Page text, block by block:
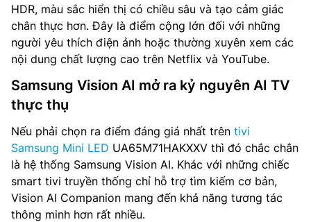
HDR, màu sắc hiển thị có chiều sâu và tạo cảm giác
chân thực hơn. Đây là điểm cộng lớn đối với những
người yêu thích điện ảnh hoặc thường xuyên xem các
nội dung chất lượng cao trên Netflix và YouTube.
Samsung Vision AI mở ra kỷ nguyên AI TV
thực thụ
Nếu phải chọn ra điểm đáng giá nhất trên tivi
Samsung Mini LED UA65M71HAKXXV thì đó chắc chắn
là hệ thống Samsung Vision AI. Khác với những chiếc
smart tivi truyền thống chỉ hỗ trợ tìm kiếm cơ bản,
Vision AI Companion mang đến khả năng tương tác
thông minh hơn rất nhiều.